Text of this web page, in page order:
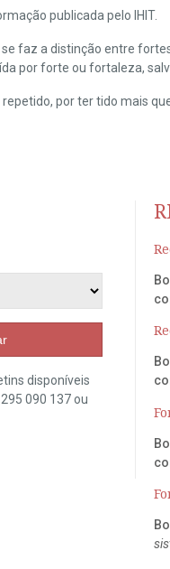
publicada pelo IHIT.
faz a distinção entre
por forte ou fortaleza,
por ter tido mais
disponíveis
090 137 ou